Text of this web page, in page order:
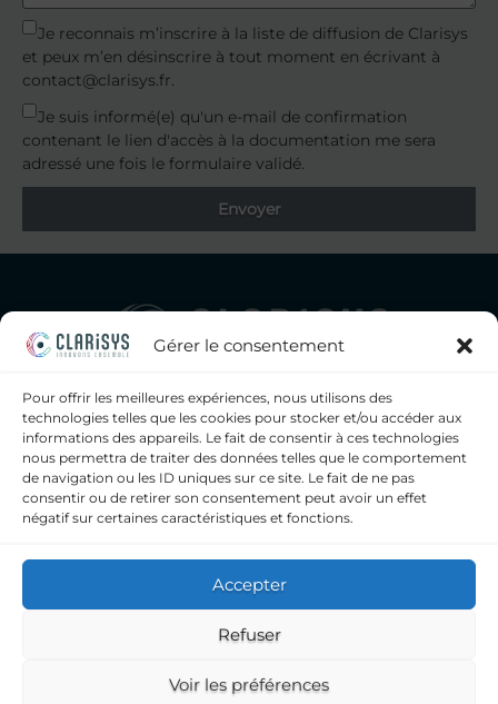
Gérer le consentement
Pour offrir les meilleures expériences, nous utilisons des
technologies telles que les cookies pour stocker et/ou accéder aux
informations des appareils. Le fait de consentir à ces technologies
nous permettra de traiter des données telles que le comportement
de navigation ou les ID uniques sur ce site. Le fait de ne pas
consentir ou de retirer son consentement peut avoir un effet
négatif sur certaines caractéristiques et fonctions.
Accepter
Refuser
Voir les préférences
Je reconnais m’inscrire à la liste de diffusion de Clarisys
et peux m’en désinscrire à tout moment en écrivant à
contact@clarisys.fr.
Je suis informé(e) qu'un e-mail de confirmation
contenant le lien d'accès à la documentation me sera
adressé une fois le formulaire validé.
Envoyer
Clarisys, seul éditeur de logiciels français a proposer à la fois
un SIL, un middleware généraliste intégré et un
middleware dédié bactériologie, pour les laboratoires
d’analyses médicales, privés et hospitaliers.
contact@clarisys.fr
6, impasse Léonce Couture